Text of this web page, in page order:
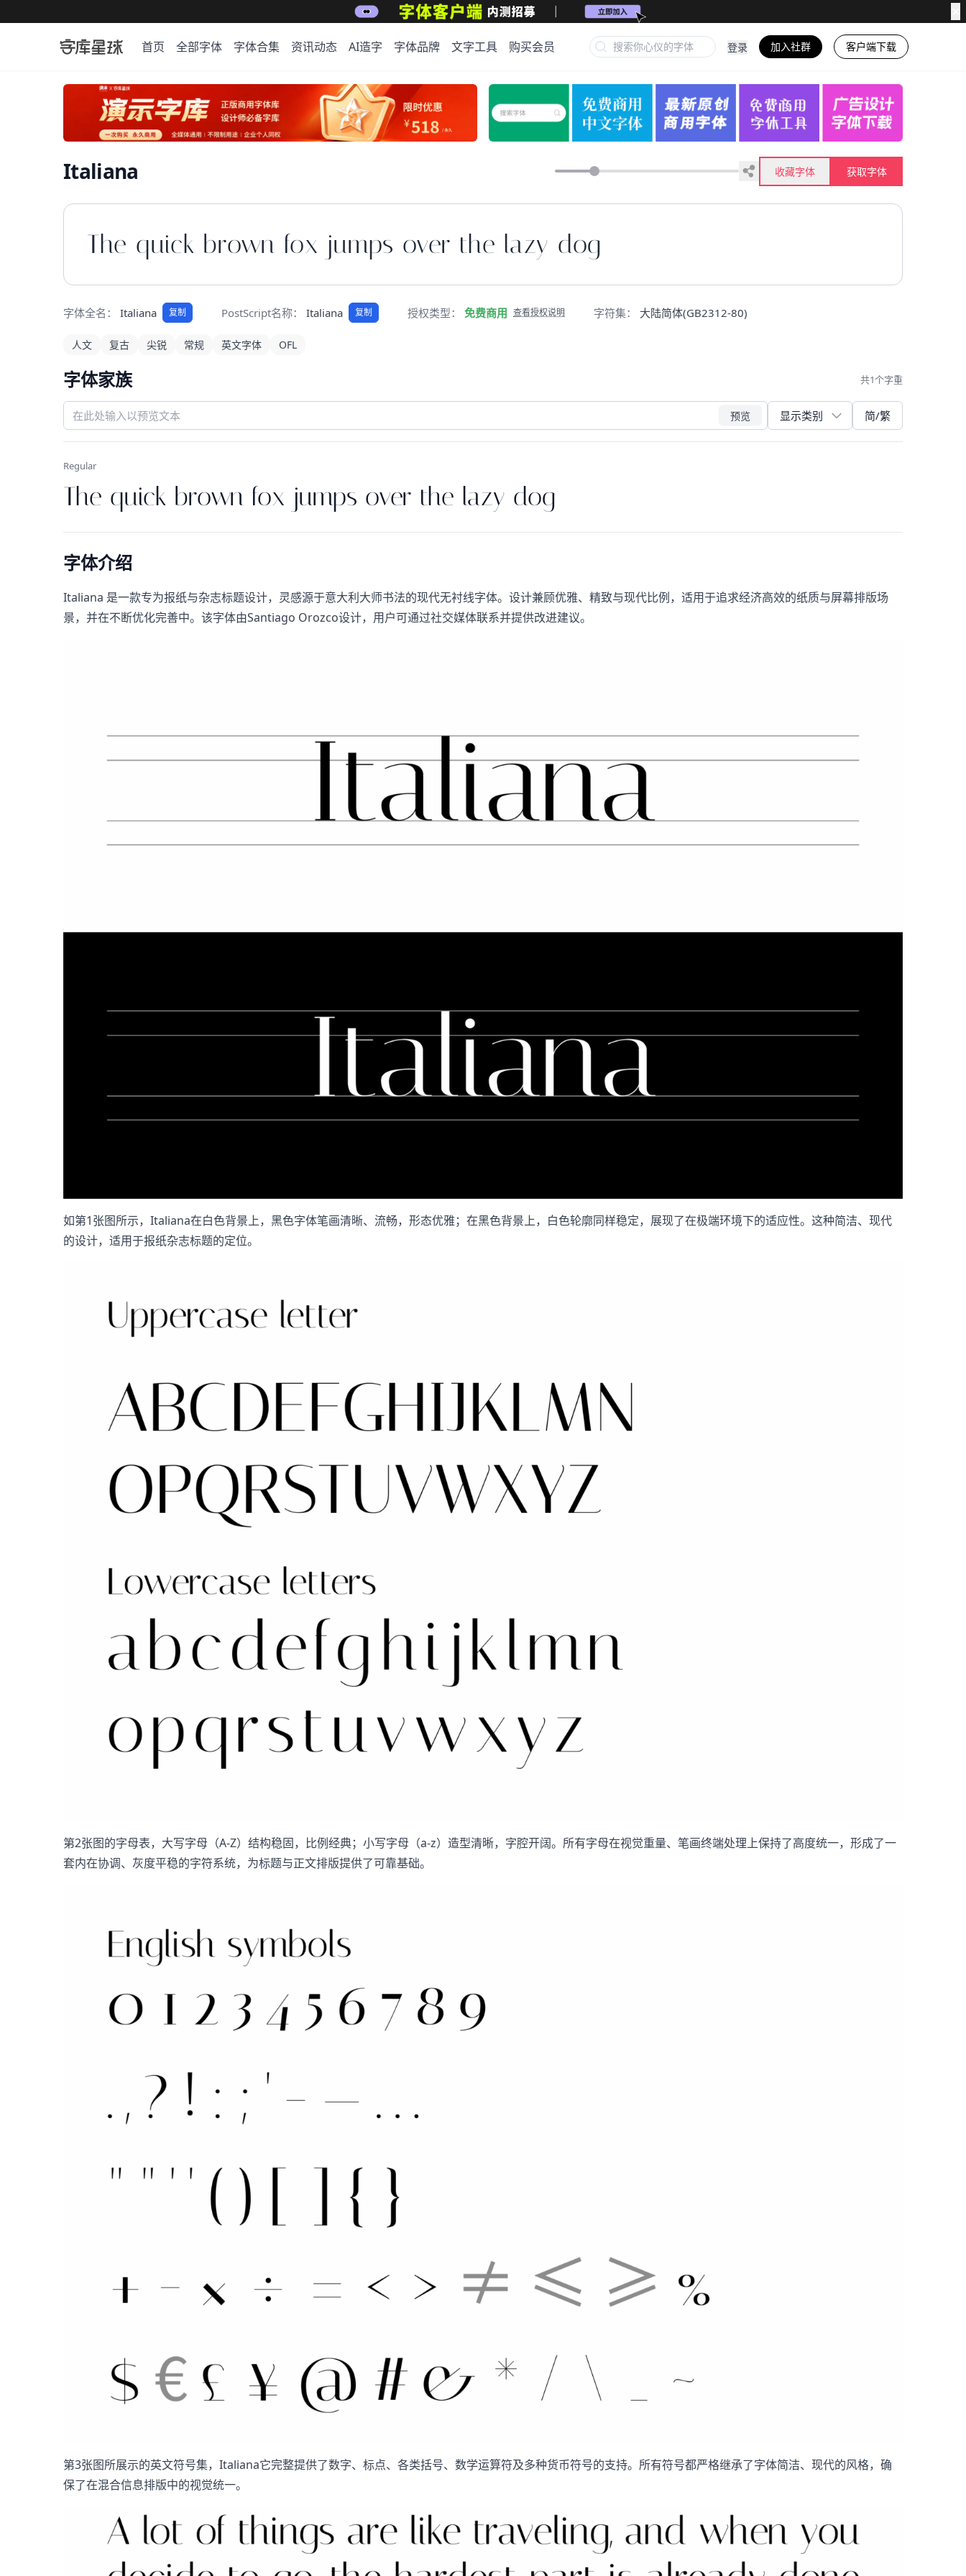
首页 全部字体 字体合集 资讯动态 AI造字 字体品牌 文字工具 购买会员 登录 加入社群 客户端下载
Italiana 收藏字体 获取字体
The quick brown fox jumps over the lazy dog
字体全名： Italiana 复制 PostScript名称： Italiana 复制 授权类型： 免费商用 查看授权说明 字符集： 大陆简体(GB2312-80)
人文 复古 尖锐 常规 英文字体 OFL
字体家族 共1个字重
预览 简/繁
Regular
The quick brown fox jumps over the lazy dog
字体介绍
Italiana​ 是一款专为报纸与杂志标题设计，灵感源于意大利大师书法的现代无衬线字体。设计兼顾优雅、精致与现代比例，适用于追求经济高效的纸质与屏幕排版场
景，并在不断优化完善中。该字体由Santiago Orozco设计，用户可通过社交媒体联系并提供改进建议。
如第1张图所示，Italiana在白色背景上，黑色字体笔画清晰、流畅，形态优雅；在黑色背景上，白色轮廓同样稳定，展现了在极端环境下的适应性。这种简洁、现代
的设计，适用于报纸杂志标题的定位。
第2张图的字母表，大写字母（A-Z）结构稳固，比例经典；小写字母（a-z）造型清晰，字腔开阔。所有字母在视觉重量、笔画终端处理上保持了高度统一，形成了一
套内在协调、灰度平稳的字符系统，为标题与正文排版提供了可靠基础。
第3张图所展示的英文符号集，Italiana它完整提供了数字、标点、各类括号、数学运算符及多种货币符号的支持。所有符号都严格继承了字体简洁、现代的风格，确
保了在混合信息排版中的视觉统一。